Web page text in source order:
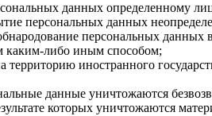
данных определенному
персональных данных
персональных
каким-либо иным способом;
иностранного
данные уничтожаются
которых уничтожаются